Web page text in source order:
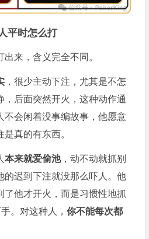
平时怎么打
来，含义完全不同。
，很少主动下注，尤其是不怎
后面突然开火，这种动作通
不会闲着没事编故事，他愿意
真的有东西。
本来就爱偷池，动不动就抓别
迟到下注就没那么吓人。他
了他才开火，而是习惯性地抓
手。对这种人，你不能每次都